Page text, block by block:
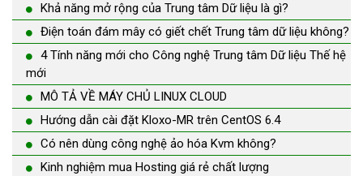
Khả năng mở rộng của Trung tâm Dữ liệu là gì?
Điện toán đám mây có giết chết Trung tâm dữ liệu không?
4 Tính năng mới cho Công nghệ Trung tâm Dữ liệu Thế hệ
mới
MÔ TẢ VỀ MÁY CHỦ LINUX CLOUD
Hướng dẫn cài đặt Kloxo-MR trên CentOS 6.4
Có nên dùng công nghệ ảo hóa Kvm không?
Kinh nghiệm mua Hosting giá rẻ chất lượng